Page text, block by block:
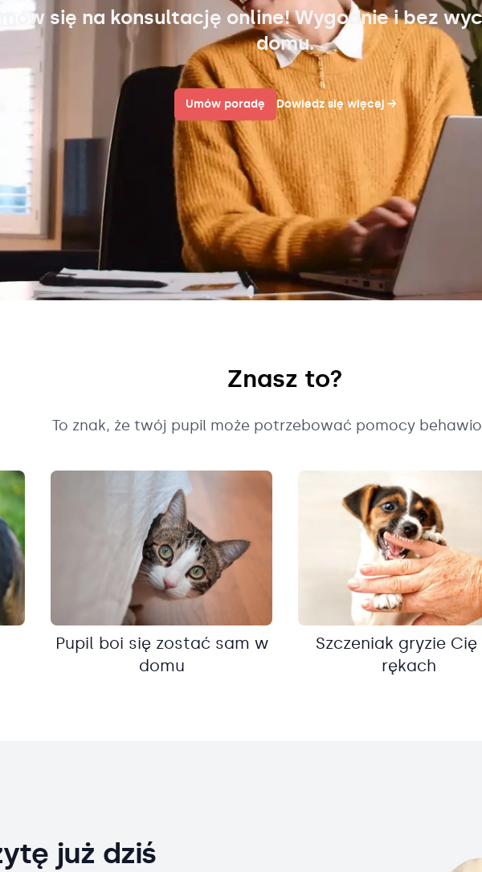
się na konsultację online! Wygodnie i bez
domu.
Umów poradę Dowiedz się więcej →
Znasz to?
To znak, że twój pupil może potrzebować pomocy
Pupil boi się zostać sam w
domu
Szczeniak gryzie Cię
rękach
już dziś